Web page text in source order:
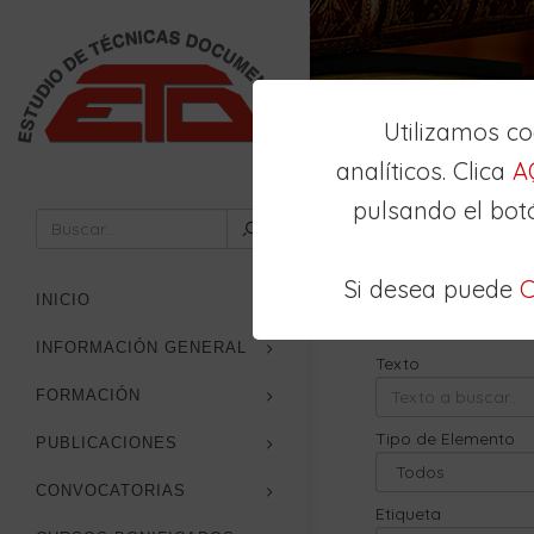
Utilizamos
analíticos. Clica
pulsando el
Si desea puede
INICIO
INFORMACIÓN GENERAL
FORMACIÓN
PUBLICACIONES
CONVOCATORIAS
Búsqueda
Texto
Tipo de Elemento
Etiqueta